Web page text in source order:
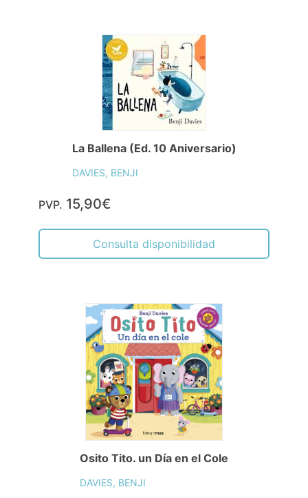
La Ballena (Ed. 10 Aniversario)
DAVIES, BENJI
PVP. 15,90€
Consulta disponibilidad
Osito Tito. un Día en el Cole
DAVIES, BENJI